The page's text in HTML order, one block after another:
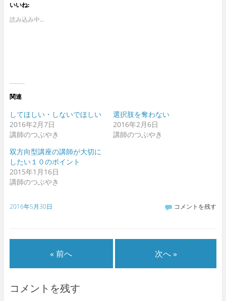
いいね:
読み込み中...
関連
してほしい・しないでほしい
2016年2月7日
講師のつぶやき
選択肢を奪わない
2016年2月6日
講師のつぶやき
双方向型講座の講師が大切に
したい１０のポイント
2015年1月16日
講師のつぶやき
2016年5月30日 コメントを残す
« 前へ 次へ »
コメントを残す